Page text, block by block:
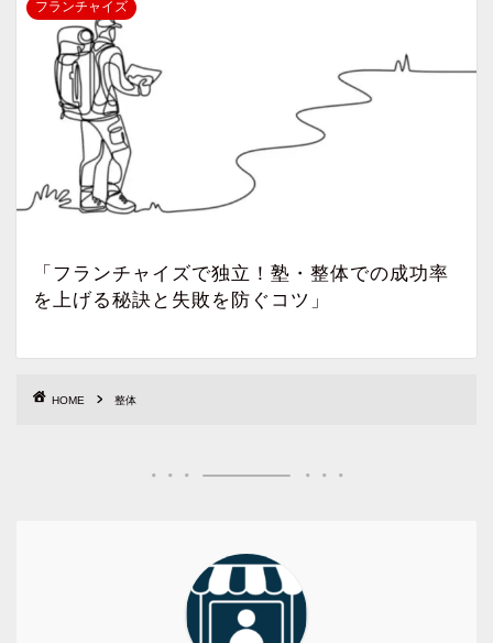
フランチャイズ
「フランチャイズで独立！塾・整体での成功率
を上げる秘訣と失敗を防ぐコツ」
HOME 整体